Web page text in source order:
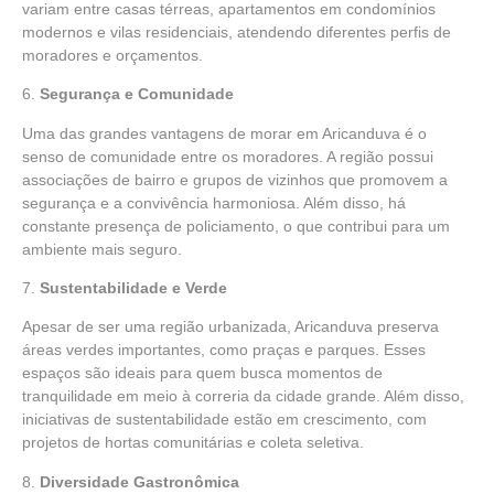
variam entre casas térreas, apartamentos em condomínios
modernos e vilas residenciais, atendendo diferentes perfis de
moradores e orçamentos.
6. Segurança e Comunidade
Uma das grandes vantagens de morar em Aricanduva é o
senso de comunidade entre os moradores. A região possui
associações de bairro e grupos de vizinhos que promovem a
segurança e a convivência harmoniosa. Além disso, há
constante presença de policiamento, o que contribui para um
ambiente mais seguro.
7. Sustentabilidade e Verde
Apesar de ser uma região urbanizada, Aricanduva preserva
áreas verdes importantes, como praças e parques. Esses
espaços são ideais para quem busca momentos de
tranquilidade em meio à correria da cidade grande. Além disso,
iniciativas de sustentabilidade estão em crescimento, com
projetos de hortas comunitárias e coleta seletiva.
8. Diversidade Gastronômica